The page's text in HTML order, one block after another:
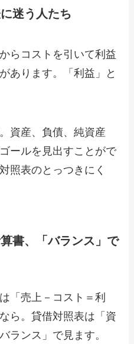
迷う人たち
らコストを引いて利益
あります。「利益」と
資産、負債、純資産
ールを見出すことがで
照表のとっつきにく
書、「バランス」で
「売上－コスト＝利
ら。貸借対照表は「資
ランス」で見ます。